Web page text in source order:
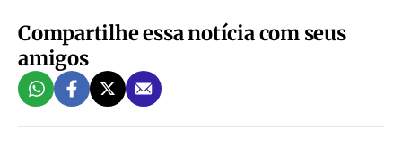
Compartilhe essa notícia com seus
amigos